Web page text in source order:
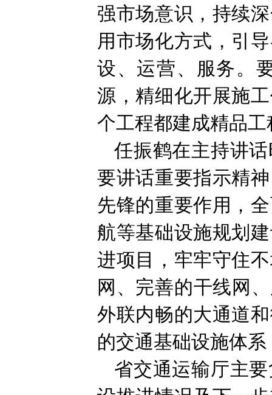
强市场意识，持续
用市场化方式，引
设、运营、服务。
源，精细化开展施
个工程都建成精品
任振鹤在主持讲
要讲话重要指示精
先锋的重要作用，
航等基础设施规划
进项目，牢牢守住
网、完善的干线网
外联内畅的大通道
的交通基础设施体
省交通运输厅主